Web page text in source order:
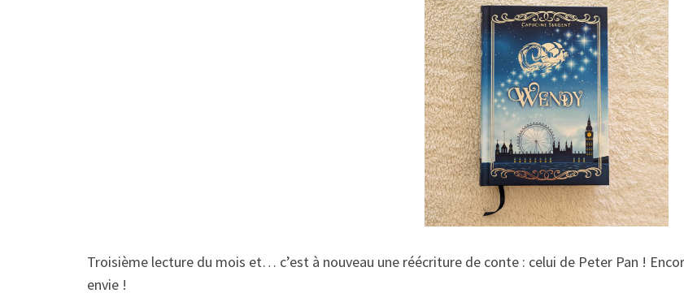
Troisième lecture du mois et… c’est à nouveau une réécriture de conte : celui de Peter Pan !
envie !